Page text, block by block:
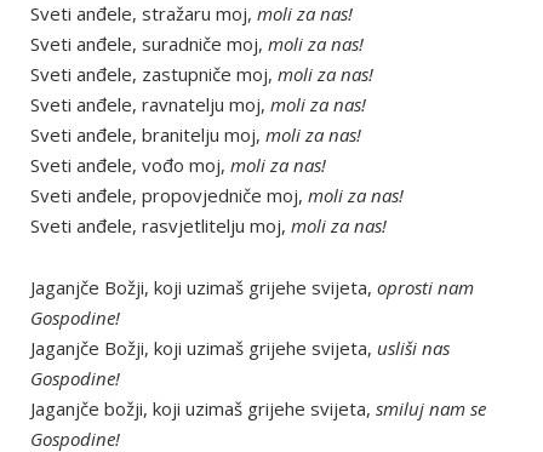
Sveti anđele, stražaru moj, moli za nas!
Sveti anđele, suradniče moj, moli za nas!
Sveti anđele, zastupniče moj, moli za nas!
Sveti anđele, ravnatelju moj, moli za nas!
Sveti anđele, branitelju moj, moli za nas!
Sveti anđele, vođo moj, moli za nas!
Sveti anđele, propovjedniče moj, moli za nas!
Sveti anđele, rasvjetlitelju moj, moli za nas!
Jaganjče Božji, koji uzimaš grijehe svijeta, oprosti nam
Gospodine!
Jaganjče Božji, koji uzimaš grijehe svijeta, usliši nas
Gospodine!
Jaganjče božji, koji uzimaš grijehe svijeta, smiluj nam se
Gospodine!